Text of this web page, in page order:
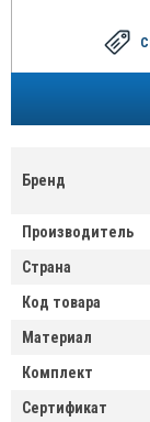
Бренд
Производитель
Страна
Код товара
Материал
Комплект
Сертификат